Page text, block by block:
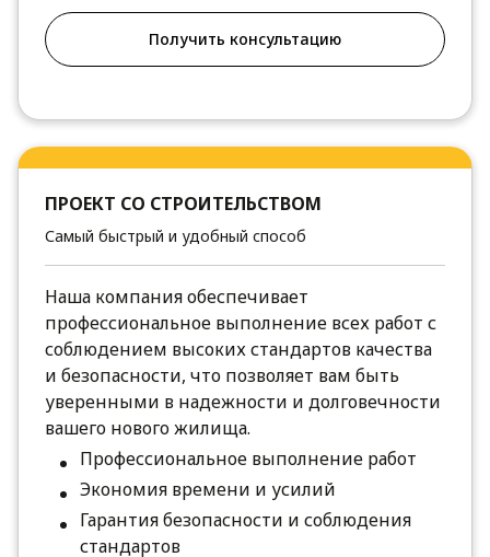
Получить консультацию
ПРОЕКТ СО СТРОИТЕЛЬСТВОМ
Самый быстрый и удобный способ
Наша компания обеспечивает
профессиональное выполнение всех работ с
соблюдением высоких стандартов качества
и безопасности, что позволяет вам быть
уверенными в надежности и долговечности
вашего нового жилища.
Профессиональное выполнение работ
Экономия времени и усилий
Гарантия безопасности и соблюдения
стандартов